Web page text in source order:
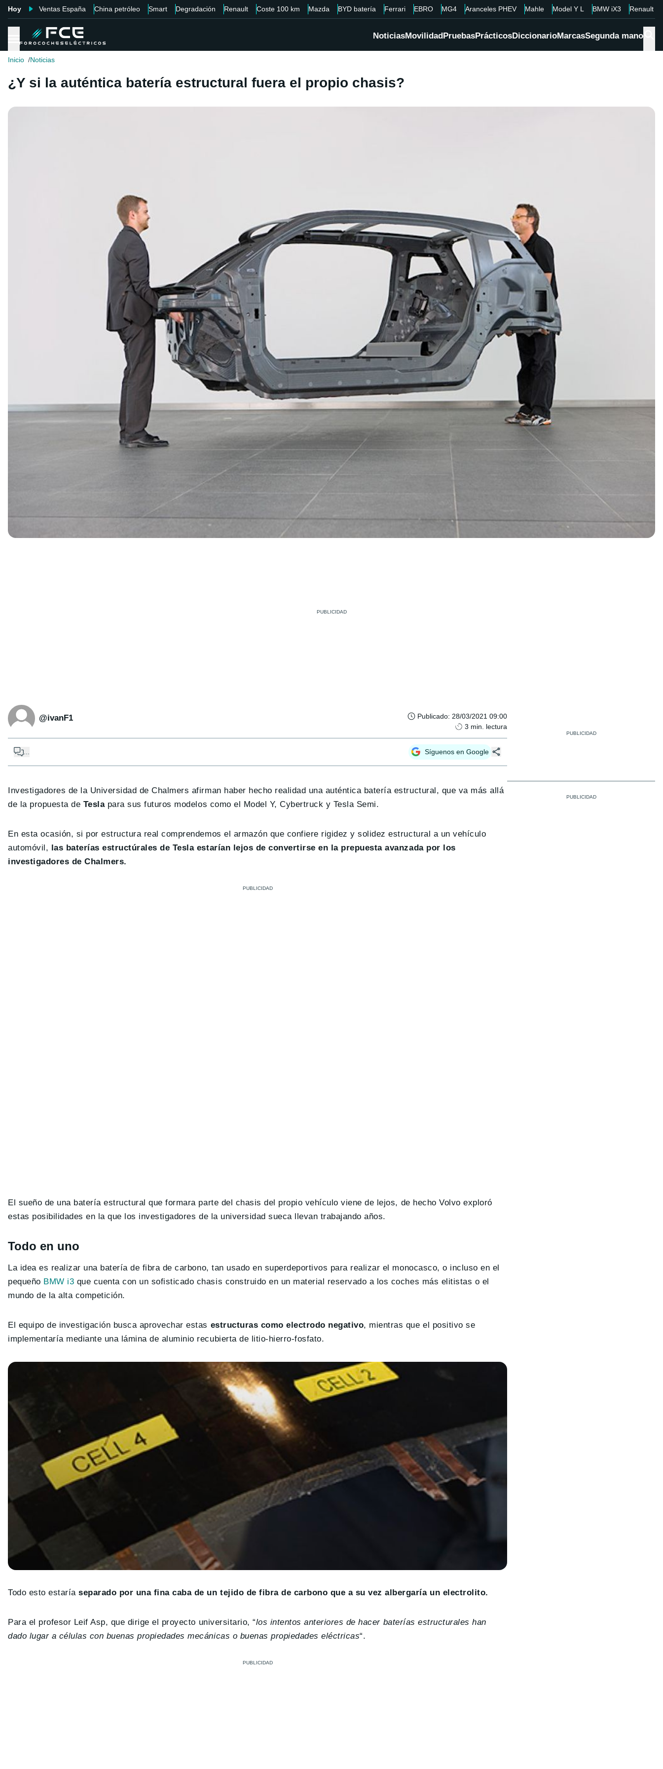
Hoy Ventas España China petróleo Smart Degradación Renault Coste 100 km Mazda BYD batería Ferrari EBRO MG4 Aranceles PHEV Mahle Model Y L BMW iX3 Renault
NoticiasMovilidadPruebasPrácticosDiccionarioMarcasSegunda mano
Inicio Noticias
¿Y si la auténtica batería estructural fuera el propio chasis?
@ivanF1 Publicado: 28/03/2021 09:00
3 min. lectura
Síguenos en Google
Investigadores de la Universidad de Chalmers afirman haber hecho realidad una auténtica batería estructural, que va más allá
de la propuesta de Teslapara sus futuros modelos como el Model Y, Cybertruck y Tesla Semi.
En esta ocasión, si por estructura real comprendemos el armazón que confiere rigidez y solidez estructural a un vehículo
automóvil, las baterías estructúrales de Tesla estarían lejos de convertirse en la prepuesta avanzada por los
investigadores de Chalmers.
El sueño de una batería estructural que formara parte del chasis del propio vehículo viene de lejos, de hecho Volvo exploró
estas posibilidades en la que los investigadores de la universidad sueca llevan trabajando años.
Todo en uno
La idea es realizar una batería de fibra de carbono, tan usado en superdeportivos para realizar el monocasco, o incluso en el
pequeño BMW i3 que cuenta con un sofisticado chasis construido en un material reservado a los coches más elitistas o el
mundo de la alta competición.
El equipo de investigación busca aprovechar estas estructuras como electrodo negativo, mientras que el positivo se
implementaría mediante una lámina de aluminio recubierta de litio-hierro-fosfato.
Todo esto estaríaseparado por una fina caba de un tejido de fibra de carbono que a su vez albergaría un electrolito.
Para el profesor Leif Asp, que dirige el proyecto universitario, “los intentos anteriores de hacer baterías estructurales han
dado lugar a células con buenas propiedades mecánicas o buenas propiedades eléctricas“.